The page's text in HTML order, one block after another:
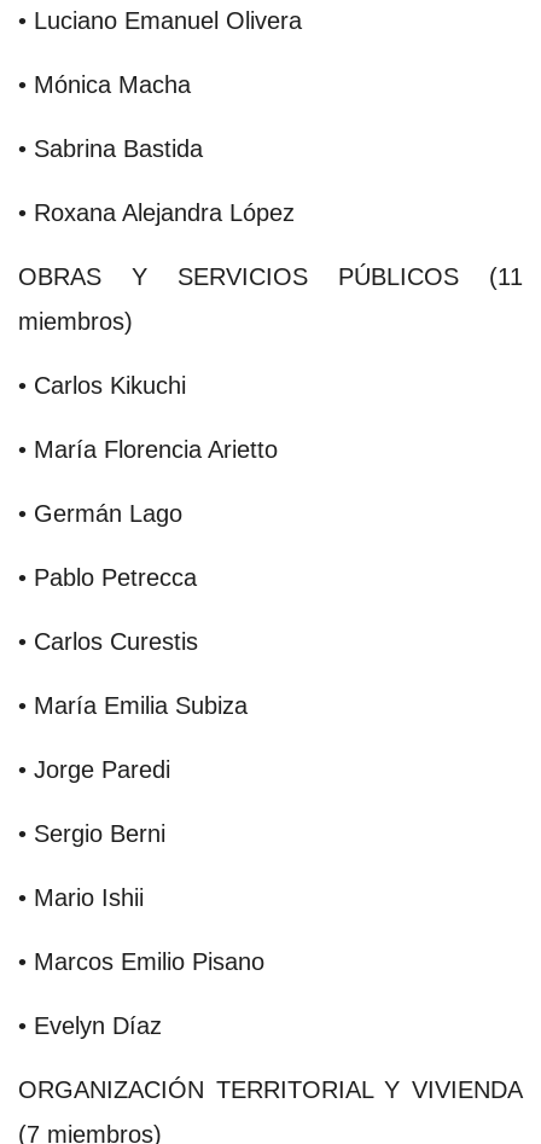
• Luciano Emanuel Olivera
• Mónica Macha
• Sabrina Bastida
• Roxana Alejandra López
OBRAS Y SERVICIOS PÚBLICOS (11
miembros)
• Carlos Kikuchi
• María Florencia Arietto
• Germán Lago
• Pablo Petrecca
• Carlos Curestis
• María Emilia Subiza
• Jorge Paredi
• Sergio Berni
• Mario Ishii
• Marcos Emilio Pisano
• Evelyn Díaz
ORGANIZACIÓN TERRITORIAL Y VIVIENDA
(7 miembros)